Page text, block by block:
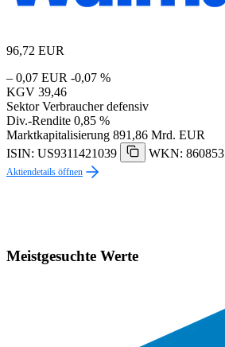
96,72 EUR
– 0,07 EUR -0,07 %
KGV 39,46
Sektor Verbraucher defensiv
Div.-Rendite 0,85 %
Marktkapitalisierung 891,86 Mrd. EUR
ISIN: US9311421039
WKN: 860853
Aktiendetails öffnen
Meistgesuchte Werte